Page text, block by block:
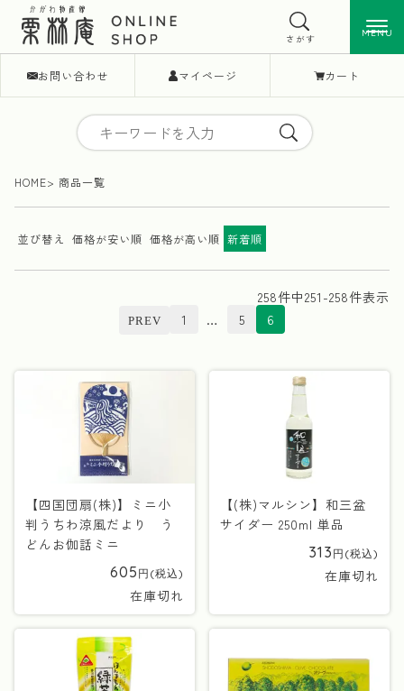
お問い合わせ マイページ カート
MENU
さがす MENU
HOME 商品一覧
並び替え 価格が安い順 価格が高い順 新着順
258件中251 -258件表示
1
… 5 6
【四国団扇(株)】ミニ小
判うちわ涼風だより う
どんお伽話ミニ
605
在庫切れ
【(株)マルシン】和三盆
サイダー 250ml 単品
313
在庫切れ